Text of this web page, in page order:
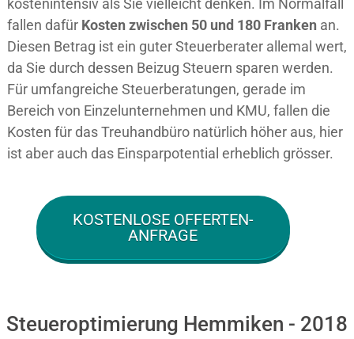
kostenintensiv als Sie vielleicht denken. Im Normalfall
fallen dafür Kosten zwischen 50 und 180 Franken an.
Diesen Betrag ist ein guter Steuerberater allemal wert,
da Sie durch dessen Beizug Steuern sparen werden.
Für umfangreiche Steuerberatungen, gerade im
Bereich von Einzelunternehmen und KMU, fallen die
Kosten für das Treuhandbüro natürlich höher aus, hier
ist aber auch das Einsparpotential erheblich grösser.
KOSTENLOSE OFFERTEN-
ANFRAGE
Steueroptimierung Hemmiken - 2018